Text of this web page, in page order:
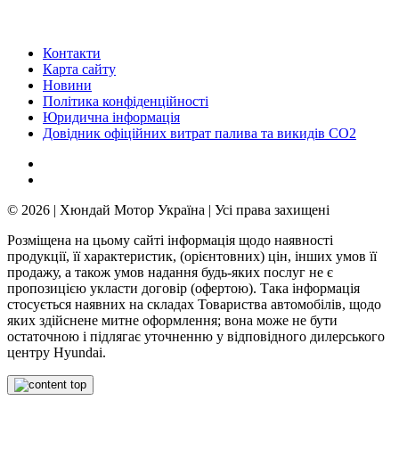
Контакти
Карта сайту
Новини
Політика конфіденційності
Юридична інформація
Довідник офіційних витрат палива та викидів СО2
© 2026 | Хюндай Мотор Україна | Усі права захищені
Розміщена на цьому сайті інформація щодо наявності
продукції, її характеристик, (орієнтовних) цін, інших умов її
продажу, а також умов надання будь-яких послуг не є
пропозицією укласти договір (офертою). Така інформація
стосується наявних на складах Товариства автомобілів, щодо
яких здійснене митне оформлення; вона може не бути
остаточною і підлягає уточненню у відповідного дилерського
центру Hyundai.